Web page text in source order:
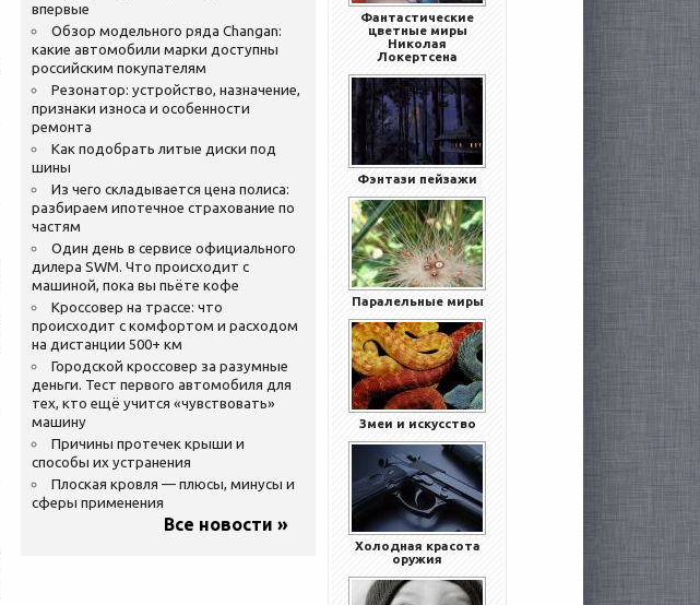
впервые
Обзор модельного ряда Changan:
какие автомобили марки доступны
российским покупателям
Резонатор: устройство, назначение,
признаки износа и особенности
ремонта
Как подобрать литые диски под
шины
Из чего складывается цена полиса:
разбираем ипотечное страхование по
частям
Один день в сервисе официального
дилера SWM. Что происходит с
машиной, пока вы пьёте кофе
Кроссовер на трассе: что
происходит с комфортом и расходом
на дистанции 500+ км
Городской кроссовер за разумные
деньги. Тест первого автомобиля для
тех, кто ещё учится «чувствовать»
машину
Причины протечек крыши и
способы их устранения
Плоская кровля — плюсы, минусы и
сферы применения
Все новости »
Фантастические
цветные миры
Николая
Локертсена
Фэнтази пейзажи
Паралельные миры
Змеи и искусство
Холодная красота
оружия